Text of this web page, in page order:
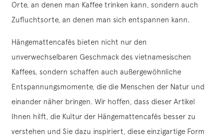
Orte, an denen man Kaffee trinken kann, sondern auch
Zufluchtsorte, an denen man sich entspannen kann.
Hängemattencafés bieten nicht nur den
unverwechselbaren Geschmack des vietnamesischen
Kaffees, sondern schaffen auch außergewöhnliche
Entspannungsmomente, die die Menschen der Natur und
einander näher bringen. Wir hoffen, dass dieser Artikel
Ihnen hilft, die Kultur der Hängemattencafés besser zu
verstehen und Sie dazu inspiriert, diese einzigartige Form